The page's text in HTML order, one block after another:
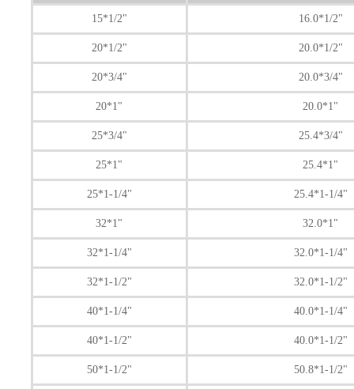
15*1/2" 16.0*1/2"
20*1/2" 20.0*1/2"
20*3/4" 20.0*3/4"
20*1" 20.0*1"
25*3/4" 25.4*3/4"
25*1" 25.4*1"
25*1-1/4" 25.4*1-1/4"
32*1" 32.0*1"
32*1-1/4" 32.0*1-1/4"
32*1-1/2" 32.0*1-1/2"
40*1-1/4" 40.0*1-1/4"
40*1-1/2" 40.0*1-1/2"
50*1-1/2" 50.8*1-1/2"